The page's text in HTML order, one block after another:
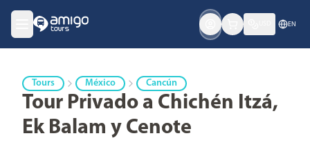
EN
Tours México Cancún
Tour Privado a Chichén Itzá,
Ek Balam y Cenote